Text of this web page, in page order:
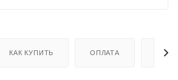
КАК КУПИТЬ ОПЛАТА